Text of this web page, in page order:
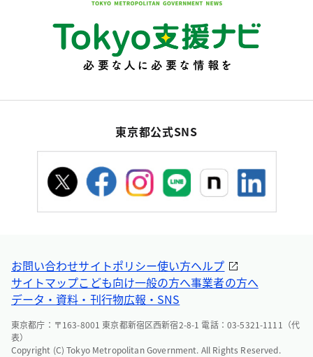
東京都公式SNS
お問い合わせサイトポリシー使い方ヘルプ
サイトマップこども向け一般の方へ事業者の方へ
データ・資料・刊行物広報・SNS
東京都庁：〒163-8001 東京都新宿区西新宿2-8-1 電話：03-5321-1111（代
表）
Copyright (C) Tokyo Metropolitan Government. All Rights Reserved.